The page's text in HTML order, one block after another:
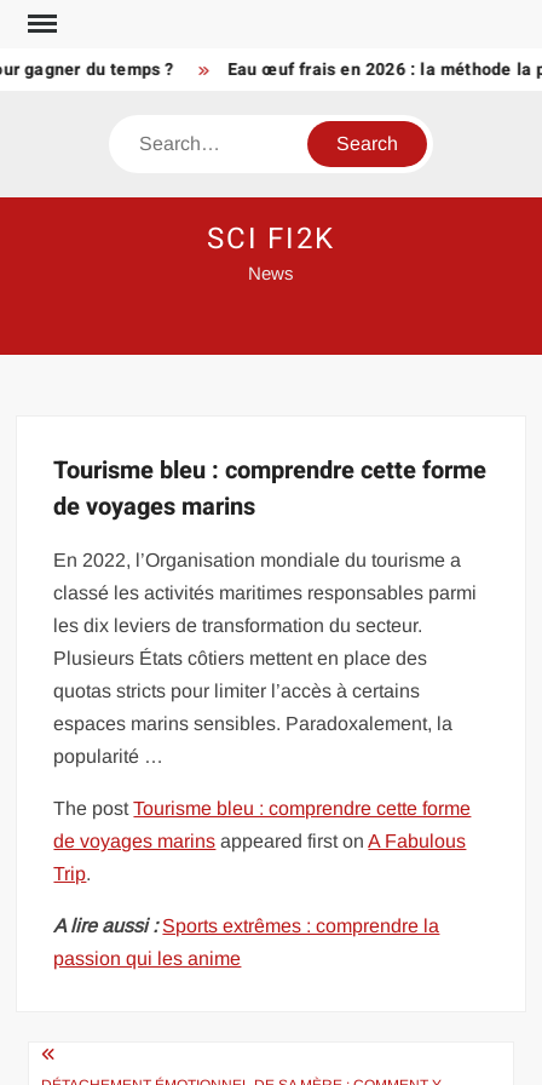
Skip
content
gagner du temps ? Eau œuf frais en 2026 : la méthode
Search
SCI FI2K
News
Tourisme bleu : comprendre cette forme
de voyages marins
En 2022, l’Organisation mondiale du tourisme a
classé les activités maritimes responsables parmi
les dix leviers de transformation du secteur.
Plusieurs États côtiers mettent en place des
quotas stricts pour limiter l’accès à certains
espaces marins sensibles. Paradoxalement, la
popularité …
The postTourisme bleu : comprendre cette forme
de voyages marins appeared first onA Fabulous
Trip.
A lire aussi : Sports extrêmes : comprendre la
passion qui les anime
Navigation